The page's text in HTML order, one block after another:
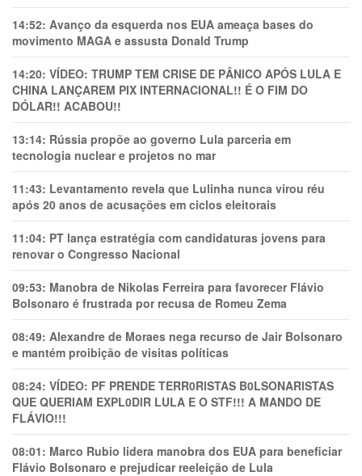
14:52: Avanço da esquerda nos EUA ameaça bases do
movimento MAGA e assusta Donald Trump
14:20: VÍDEO: TRUMP TEM CRlSE DE PÂNlCO APÓS LULA E
CHINA LANÇAREM PIX INTERNACIONAL!! É O FIM DO
DÓLAR!! ACABOU!!
13:14: Rússia propõe ao governo Lula parceria em
tecnologia nuclear e projetos no mar
11:43: Levantamento revela que Lulinha nunca virou réu
após 20 anos de acusações em ciclos eleitorais
11:04: PT lança estratégia com candidaturas jovens para
renovar o Congresso Nacional
09:53: Manobra de Nikolas Ferreira para favorecer Flávio
Bolsonaro é frustrada por recusa de Romeu Zema
08:49: Alexandre de Moraes nega recurso de Jair Bolsonaro
e mantém proibição de visitas políticas
08:24: VÍDEO: PF PRENDE TERR0RlSTAS B0LSONARlSTAS
QUE QUERIAM EXPL0DlR LULA E O STF!!! A MANDO DE
FLÁVIO!!!
08:01: Marco Rubio lidera manobra dos EUA para beneficiar
Flávio Bolsonaro e prejudicar reeleição de Lula